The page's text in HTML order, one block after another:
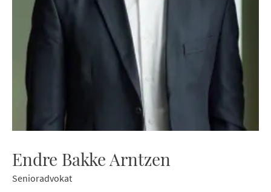
Endre Bakke Arntzen
Senioradvokat